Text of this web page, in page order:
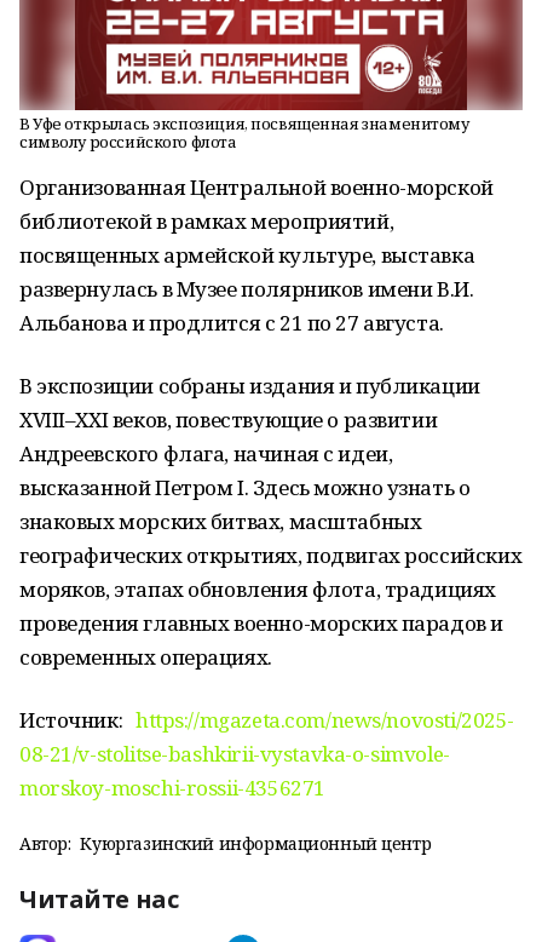
В Уфе открылась экспозиция, посвященная знаменитому
символу российского флота
Организованная Центральной военно-морской
библиотекой в рамках мероприятий,
посвященных армейской культуре, выставка
развернулась в Музее полярников имени В.И.
Альбанова и продлится с 21 по 27 августа.
В экспозиции собраны издания и публикации
XVIII–XXI веков, повествующие о развитии
Андреевского флага, начиная с идеи,
высказанной Петром I. Здесь можно узнать о
знаковых морских битвах, масштабных
географических открытиях, подвигах российских
моряков, этапах обновления флота, традициях
проведения главных военно-морских парадов и
современных операциях.
Источник: https://mgazeta.com/news/novosti/2025-
08-21/v-stolitse-bashkirii-vystavka-o-simvole-
morskoy-moschi-rossii-4356271
Автор: Куюргазинский информационный центр
Читайте нас